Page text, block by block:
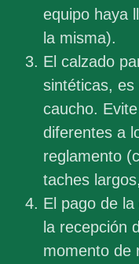
equipo haya
la misma).
El calzado
sintéticas,
caucho.
diferentes a
reglamento
taches
El pago de
la recepción
momento de